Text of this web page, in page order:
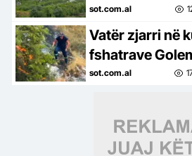
e malit,
sot.com.al
Vatër zjarri në
fshatrave
flakët në një
sot.com.al